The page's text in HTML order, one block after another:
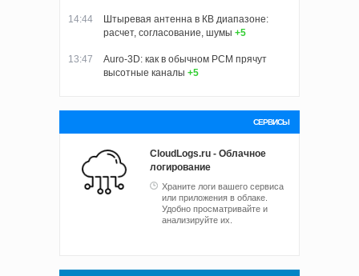
14:44
Штыревая антенна в КВ диапазоне:
расчет, согласование, шумы +5
13:47
Auro-3D: как в обычном PCM прячут
высотные каналы +5
СЕРВИСЫ
CloudLogs.ru - Облачное
логирование
Храните логи вашего сервиса
или приложения в облаке.
Удобно просматривайте и
анализируйте их.